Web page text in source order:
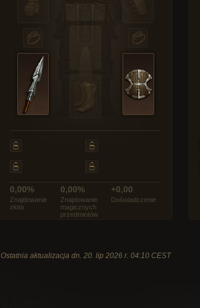
0,00%
Znajdowanie
złota
0,00%
Znajdowanie
magicznych
przedmiotów
+0,00
Doświadczenie
Ostatnia aktualizacja dn. 20. lip 2026 r. 04:10 CEST